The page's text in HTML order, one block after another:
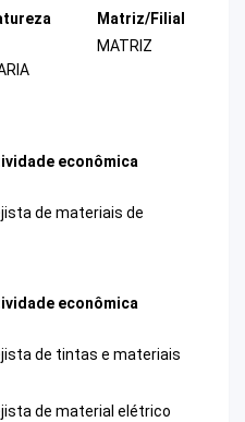
Matriz/Filial
MATRIZ
econômica
de materiais de
econômica
de tintas e materiais
de material elétrico